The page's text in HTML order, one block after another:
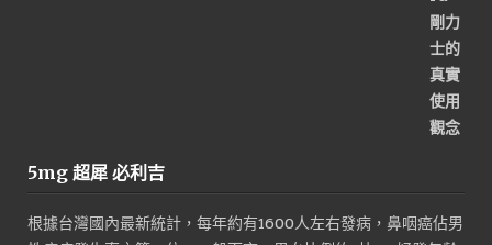
5mg 超犀 必利吉
根據台灣國內最新統計，每年約有1600人左右發病，鼻咽癌佔男